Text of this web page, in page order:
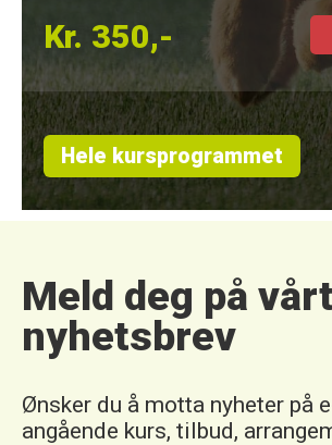
Kr. 350,-
Hele kursprogrammet
Meld deg på vårt
nyhetsbrev
Ønsker du å motta nyheter på
angående kurs, tilbud,